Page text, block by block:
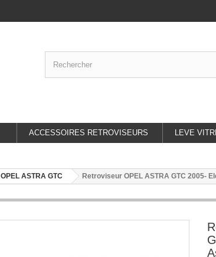
ACCESSOIRES RETROVISEURS LEVE
OPEL ASTRA GTC Retroviseur OPEL ASTRA GTC 2005-